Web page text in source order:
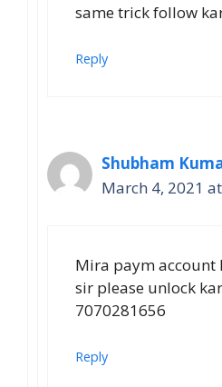
same trick follow
Reply
Shubham
March 4, 2021
Mira paym account
sir please unlock
7070281656
Reply